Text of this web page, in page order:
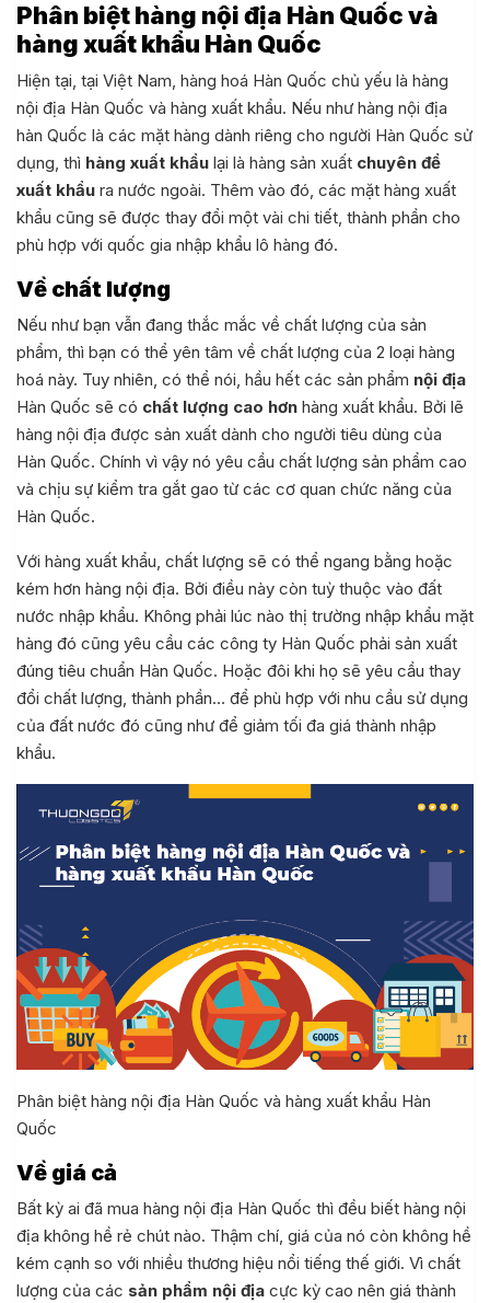
Phân biệt hàng nội địa Hàn Quốc và
hàng xuất khẩu Hàn Quốc
Hiện tại, tại Việt Nam, hàng hoá Hàn Quốc chủ yếu là hàng
nội địa Hàn Quốc và hàng xuất khẩu. Nếu như hàng nội địa
hàn Quốc là các mặt hàng dành riêng cho người Hàn Quốc sử
dụng, thì hàng xuất khẩu lại là hàng sản xuất chuyên để
xuất khẩu ra nước ngoài. Thêm vào đó, các mặt hàng xuất
khẩu cũng sẽ được thay đổi một vài chi tiết, thành phần cho
phù hợp với quốc gia nhập khẩu lô hàng đó.
Về chất lượng
Nếu như bạn vẫn đang thắc mắc về chất lượng của sản
phẩm, thì bạn có thể yên tâm về chất lượng của 2 loại hàng
hoá này. Tuy nhiên, có thể nói, hầu hết các sản phẩm nội địa
Hàn Quốc sẽ có chất lượng cao hơn hàng xuất khẩu. Bởi lẽ
hàng nội địa được sản xuất dành cho người tiêu dùng của
Hàn Quốc. Chính vì vậy nó yêu cầu chất lượng sản phẩm cao
và chịu sự kiểm tra gắt gao từ các cơ quan chức năng của
Hàn Quốc.
Với hàng xuất khẩu, chất lượng sẽ có thể ngang bằng hoặc
kém hơn hàng nội địa. Bởi điều này còn tuỳ thuộc vào đất
nước nhập khẩu. Không phải lúc nào thị trường nhập khẩu mặt
hàng đó cũng yêu cầu các công ty Hàn Quốc phải sản xuất
đúng tiêu chuẩn Hàn Quốc. Hoặc đôi khi họ sẽ yêu cầu thay
đổi chất lượng, thành phần… để phù hợp với nhu cầu sử dụng
của đất nước đó cũng như để giảm tối đa giá thành nhập
khẩu.
Phân biệt hàng nội địa Hàn Quốc và hàng xuất khẩu Hàn
Quốc
Về giá cả
Bất kỳ ai đã mua hàng nội địa Hàn Quốc thì đều biết hàng nội
địa không hề rẻ chút nào. Thậm chí, giá của nó còn không hề
kém cạnh so với nhiều thương hiệu nổi tiếng thế giới. Vì chất
lượng của các sản phẩm nội địa cực kỳ cao nên giá thành